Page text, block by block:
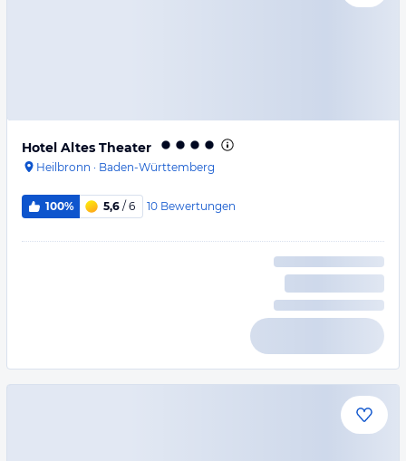
Hotel Altes Theater
Heilbronn · Baden-Württemberg
100% 5,6 / 6 10 Bewertungen